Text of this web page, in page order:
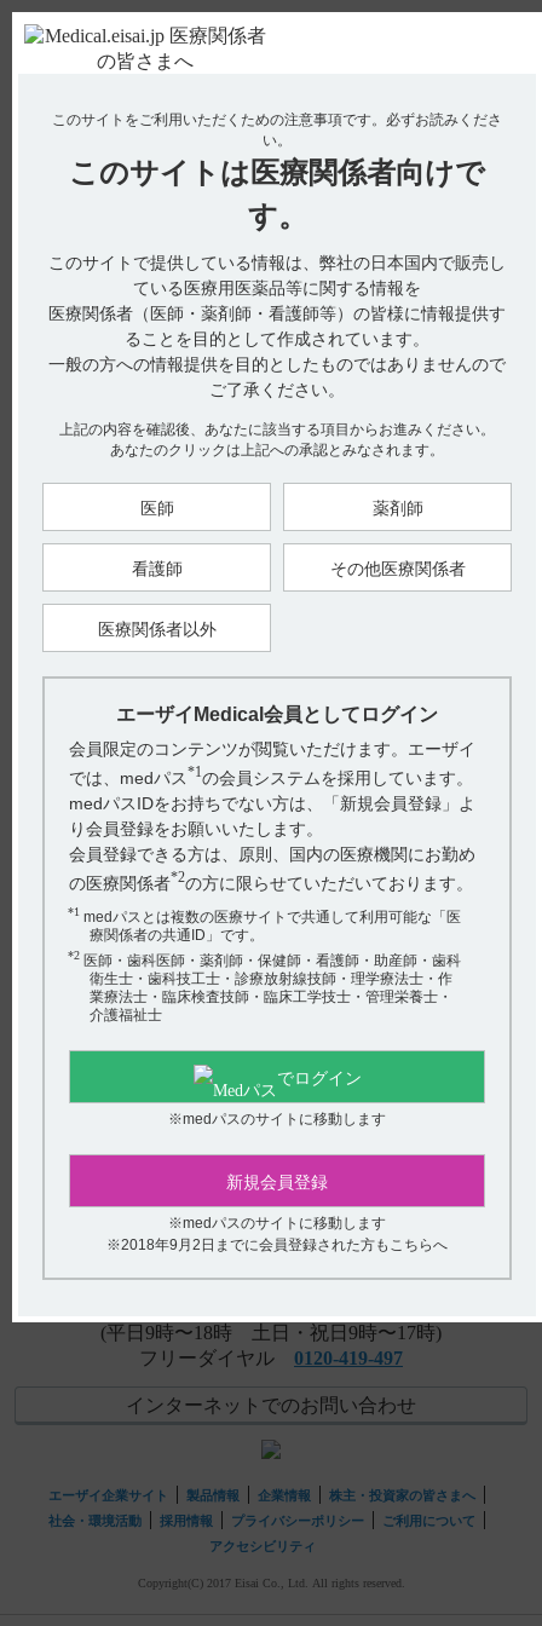
使用期限検索 Drug Information
No : 529
【テラプチク】 使用期限について教えてくださ
【テラプチク】
使用期限について教えてください。
電子添文には、「有効期間：3年」と記載があります。（引用
※お手元のエーザイ製品の製造番号から使用期限を検索できま
使用期限検索サイトはこちら
お探しの情報が見つからない場合やご不明な点は、hhcホット
ライン（0120-419-497）までお問い合わせください。
【引用】
1）テラプチク静注45mg電子添文 2023年7月改訂（第1版） 有
2）テラプチク皮下・筋注30mg電子添文 2023年7月改訂（第1
2024年11月
戻る
関連するQ&A
【テラプチク】 肝機能障害の患者に関する注意事項につ
いて教えてください。
【グラケー】 副作用について教えてください。
【ケイツーシロップ】 飲ませ忘れた場合の対応について
教えてください。
あるか教えてください。
(選択してください)
送信する
このサイトをご利用いただくための注意事項です。 必ずお読みくださ
い。
このサイトは 医療関係者向けで
す。
このサイトで提供している情報は、弊社の日本国内で販売し
ている医療用医薬品等に関する情報を
医療関係者（医師・薬剤師・看護師等）の皆様に情報提供す
ることを目的として作成されています。
一般の方への情報提供を目的としたものではありませんので
ご了承ください。
上記の内容を確認後、あなたに該当する項目からお進みください。
あなたのクリックは上記への承認とみなされます。
医師 薬剤師
看護師 その他医療関係者
医療関係者以外
エーザイMedical会員としてログイン
会員限定のコンテンツが閲覧いただけます。エーザイ
では、medパス*1の会員システムを採用しています。
medパスIDをお持ちでない方は、「新規会員登録」よ
り会員登録をお願いいたします。
会員登録できる方は、原則、国内の医療機関にお勤め
の医療関係者*2の方に限らせていただいております。
*1 medパスとは複数の医療サイトで共通して利用可能な「医
療関係者の共通ID」です。
*2 医師・歯科医師・薬剤師・保健師・看護師・助産師・歯科
衛生士・歯科技工士・診療放射線技師・理学療法士・作
業療法士・臨床検査技師・臨床工学技士・管理栄養士・
介護福祉士
でログイン
※medパスのサイトに移動します
新規会員登録
※medパスのサイトに移動します
※2018年9月2日までに会員登録された方もこちらへ
(平日9時〜18時 土日・祝日9時〜17時)
フリーダイヤル 0120-419-497
インターネットでのお問い合わせ
エーザイ企業サイト 製品情報 企業情報
株主・投資家の皆さまへ
社会・環境活動
採用情報 プライバシーポリシー
ご利用について
アクセシビリティ
Copyright(C) 2017 Eisai Co., Ltd. All rights reserved.